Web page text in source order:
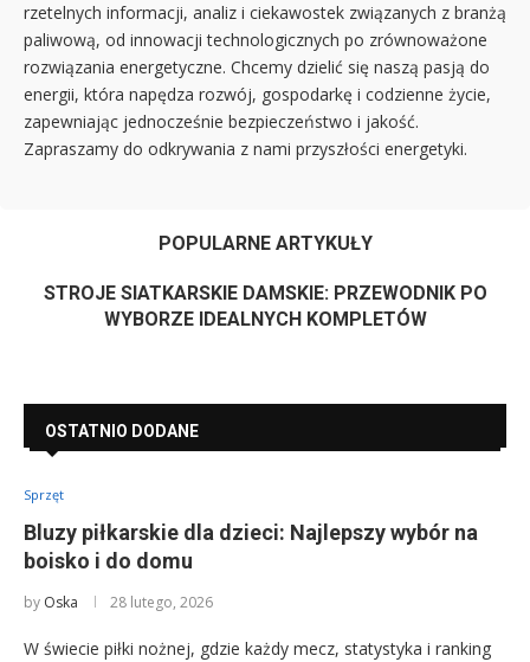
rzetelnych informacji, analiz i ciekawostek związanych z branżą
paliwową, od innowacji technologicznych po zrównoważone
rozwiązania energetyczne. Chcemy dzielić się naszą pasją do
energii, która napędza rozwój, gospodarkę i codzienne życie,
zapewniając jednocześnie bezpieczeństwo i jakość.
Zapraszamy do odkrywania z nami przyszłości energetyki.
POPULARNE ARTYKUŁY
STROJE SIATKARSKIE DAMSKIE: PRZEWODNIK PO
WYBORZE IDEALNYCH KOMPLETÓW
OSTATNIO DODANE
Sprzęt
Bluzy piłkarskie dla dzieci: Najlepszy wybór na
boisko i do domu
by Oska 28 lutego, 2026
W świecie piłki nożnej, gdzie każdy mecz, statystyka i ranking